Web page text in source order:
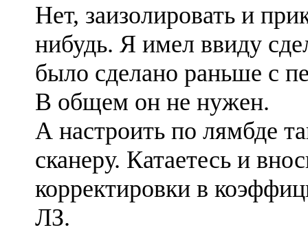
Нет, заизолировать и
нибудь. Я имел ввиду
было сделано раньше с
В общем он не нужен.
А настроить по лямбде
сканеру. Катаетесь и
корректировки в
ЛЗ.